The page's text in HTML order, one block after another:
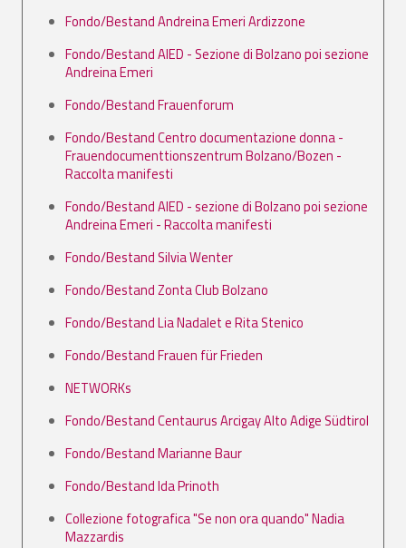
Fondo/Bestand Andreina Emeri Ardizzone
Fondo/Bestand AIED - Sezione di Bolzano poi sezione
Andreina Emeri
Fondo/Bestand Frauenforum
Fondo/Bestand Centro documentazione donna -
Frauendocumenttionszentrum Bolzano/Bozen -
Raccolta manifesti
Fondo/Bestand AIED - sezione di Bolzano poi sezione
Andreina Emeri - Raccolta manifesti
Fondo/Bestand Silvia Wenter
Fondo/Bestand Zonta Club Bolzano
Fondo/Bestand Lia Nadalet e Rita Stenico
Fondo/Bestand Frauen für Frieden
NETWORKs
Fondo/Bestand Centaurus Arcigay Alto Adige Südtirol
Fondo/Bestand Marianne Baur
Fondo/Bestand Ida Prinoth
Collezione fotografica "Se non ora quando" Nadia
Mazzardis